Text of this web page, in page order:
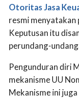
Otoritas Jasa
resmi menyatakan
Keputusan itu
perundang-
Pengunduran diri
mekanisme UU
Mekanisme ini